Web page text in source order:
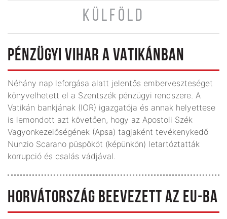
KÜLFÖLD
PÉNZÜGYI VIHAR A VATIKÁNBAN
Néhány nap leforgása alatt jelentős emberveszteséget
könyvelhetett el a Szentszék pénzügyi rendszere. A
Vatikán bankjának (IOR) igazgatója és annak helyettese
is lemondott azt követően, hogy az Apostoli Szék
Vagyonkezelőségének (Apsa) tagjaként tevékenykedő
Nunzio Scarano püspököt (képünkön) letartóztatták
korrupció és csalás vádjával.
HORVÁTORSZÁG BEEVEZETT AZ EU-BA